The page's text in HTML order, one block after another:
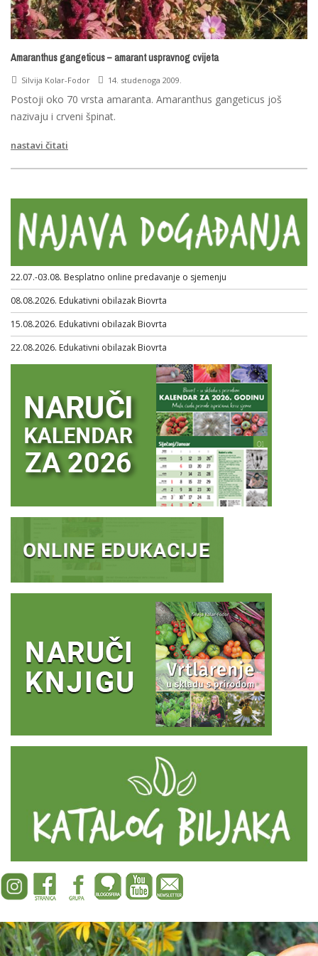
Amaranthus gangeticus – amarant uspravnog cvijeta
Silvija Kolar-Fodor 14. studenoga 2009.
Postoji oko 70 vrsta amaranta. Amaranthus gangeticus još
nazivaju i crveni špinat.
nastavi čitati
22.07.-03.08. Besplatno online predavanje o sjemenju
08.08.2026. Edukativni obilazak Biovrta
15.08.2026. Edukativni obilazak Biovrta
22.08.2026. Edukativni obilazak Biovrta